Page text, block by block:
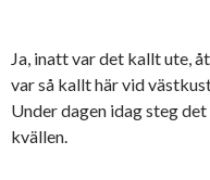
Ja, inatt var det kallt ute,
var så kallt här vid
Under dagen idag steg
kvällen.